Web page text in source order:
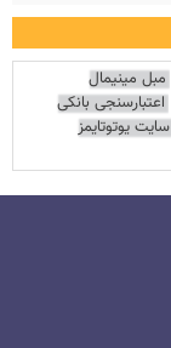
مبل مینیمال
اعتبارسنجی بانکی
سایت یوتوتایمز